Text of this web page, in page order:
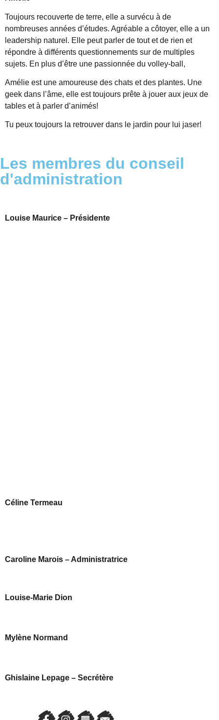
Toujours recouverte de terre, elle a survécu à de
nombreuses années d’études. Agréable a côtoyer, elle a un
leadership naturel. Elle peut parler de tout et de rien et
répondre à différents questionnements sur de multiples
sujets. En plus d’être une passionnée du volley-ball,
Amélie est une amoureuse des chats et des plantes. Une
geek dans l’âme, elle est toujours prête à jouer aux jeux de
tables et à parler d’animés!
Tu peux toujours la retrouver dans le jardin pour lui jaser!
Les membres du conseil
d'administration
Louise Maurice – Présidente
Céline Termeau
Caroline Marois – Administratrice
Louise-Marie Dion
Mylène Normand
Ghislaine Lepage – Secrétère